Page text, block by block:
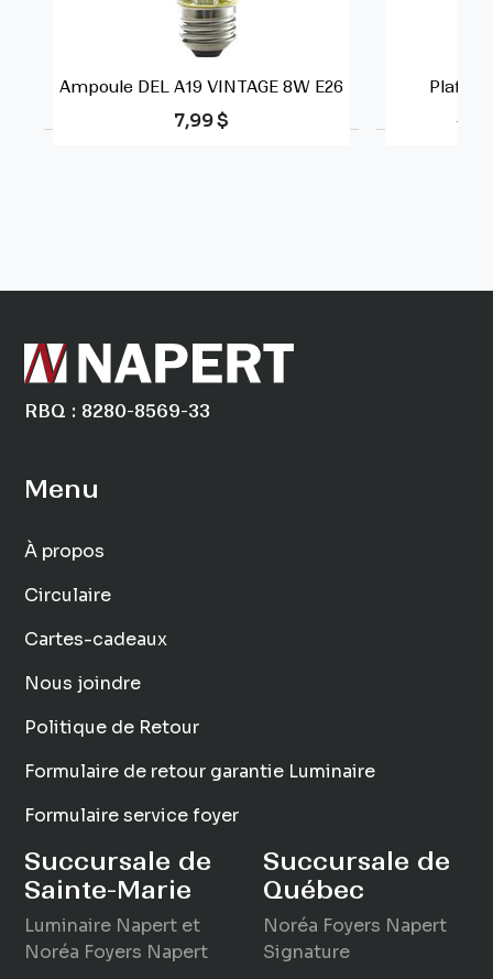
Ampoule DEL A19 VINTAGE 8W E26
Prix
7,99 $
RBQ : 8280-8569-33
Menu
À propos
Circulaire
Cartes-cadeaux
Nous joindre
Politique de Retour
Formulaire de retour garantie Luminaire
Formulaire service foyer
Succursale de
Sainte-Marie
Luminaire Napert et
Noréa Foyers Napert
Succursale de
Québec
Noréa Foyers Napert
Signature